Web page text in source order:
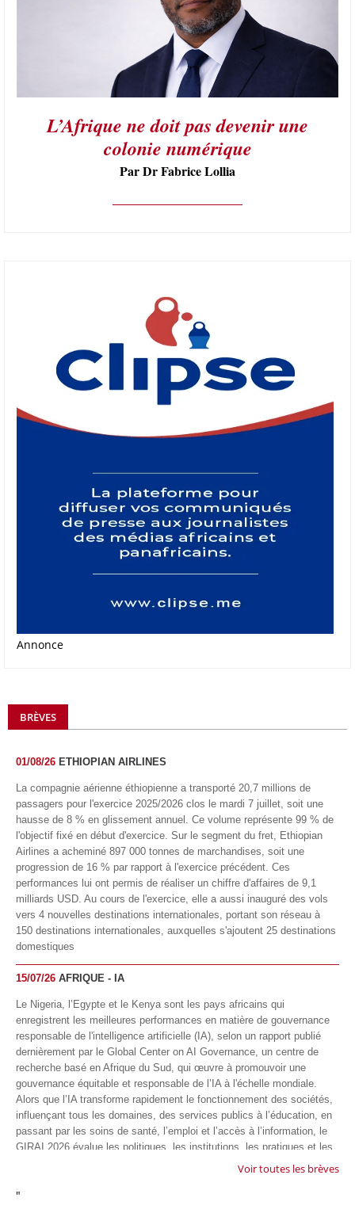
L’Afrique ne doit pas devenir une
colonie numérique
Par Dr Fabrice Lollia
Annonce
BRÈVES
01/08/26 ETHIOPIAN AIRLINES
La compagnie aérienne éthiopienne a transporté 20,7 millions de
passagers pour l'exercice 2025/2026 clos le mardi 7 juillet, soit une
hausse de 8 % en glissement annuel. Ce volume représente 99 % de
l'objectif fixé en début d'exercice. Sur le segment du fret, Ethiopian
Airlines a acheminé 897 000 tonnes de marchandises, soit une
progression de 16 % par rapport à l'exercice précédent. Ces
performances lui ont permis de réaliser un chiffre d'affaires de 9,1
milliards USD. Au cours de l'exercice, elle a aussi inauguré des vols
vers 4 nouvelles destinations internationales, portant son réseau à
150 destinations internationales, auxquelles s'ajoutent 25 destinations
domestiques
15/07/26 AFRIQUE - IA
Le Nigeria, l’Egypte et le Kenya sont les pays africains qui
enregistrent les meilleures performances en matière de gouvernance
responsable de l'intelligence artificielle (IA), selon un rapport publié
dernièrement par le Global Center on AI Governance, un centre de
recherche basé en Afrique du Sud, qui œuvre à promouvoir une
gouvernance équitable et responsable de l’IA à l'échelle mondiale.
Alors que l’IA transforme rapidement le fonctionnement des sociétés,
influençant tous les domaines, des services publics à l’éducation, en
passant par les soins de santé, l’emploi et l’accès à l’information, le
GIRAI 2026 évalue les politiques, les institutions, les pratiques et les
conditions générales de gouvernance qui favorisent un déploiement
technologie.
Voir toutes les brèves
"